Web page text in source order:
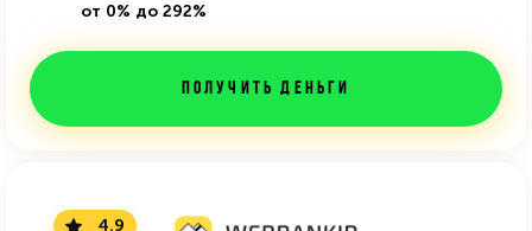
от 0% до 292%
Получить деньги
4.9